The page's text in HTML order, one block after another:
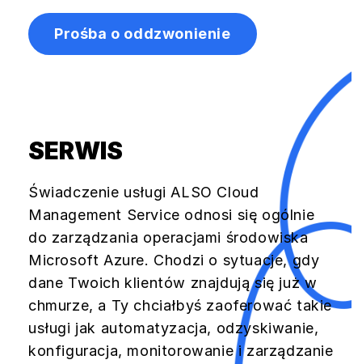
Prośba o oddzwonienie
SERWIS
Świadczenie usługi ALSO Cloud
Management Service odnosi się ogólnie
do zarządzania operacjami środowiska
Microsoft Azure. Chodzi o sytuacje, gdy
dane Twoich klientów znajdują się już w
chmurze, a Ty chciałbyś zaoferować takie
usługi jak automatyzacja, odzyskiwanie,
konfiguracja, monitorowanie i zarządzanie